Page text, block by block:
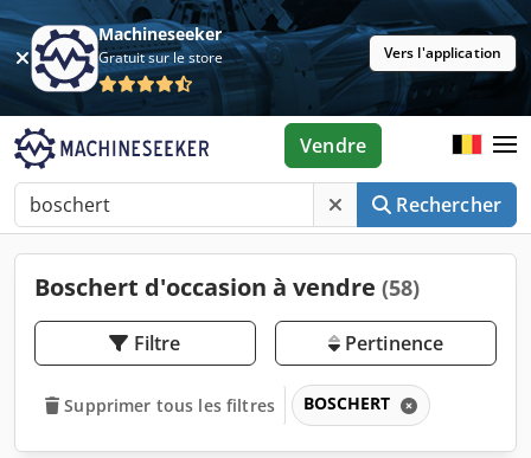
Machineseeker
Gratuit sur le store Vers l'application
Rechercher
Vendre
Boschert d'occasion à vendre (58)
Filtre Pertinence
Supprimer tous les filtres BOSCHERT